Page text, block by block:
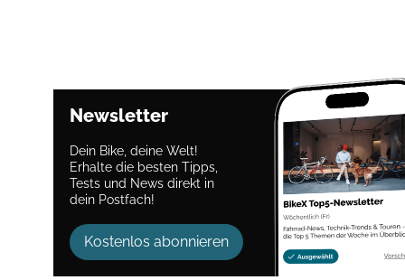
Newsletter
Dein Bike, deine Welt!
Erhalte die besten Tipps,
Tests und News direkt in
dein Postfach!
Kostenlos abonnieren